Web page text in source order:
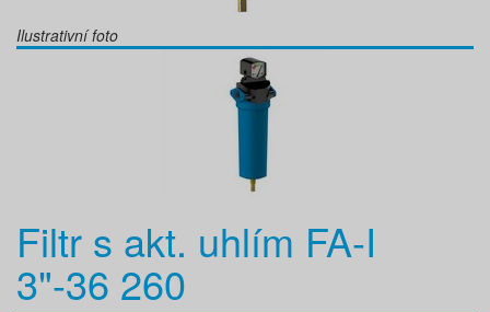
Ilustrativní foto
Filtr s akt. uhlím FA-I
3"-36 260